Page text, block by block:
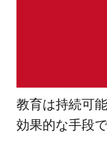
題を
知
り、
教育は持続可
効果的な手段